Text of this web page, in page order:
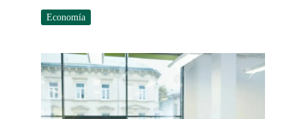
Economía